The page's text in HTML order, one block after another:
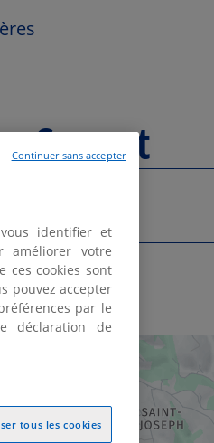
Cannet
identifier et
améliorer votre
ces cookies sont
pouvez accepter
par le
déclaration de
tous les cookies
Continuer sans accepter